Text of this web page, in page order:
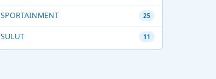
SPORTAINMENT 25
SULUT 11